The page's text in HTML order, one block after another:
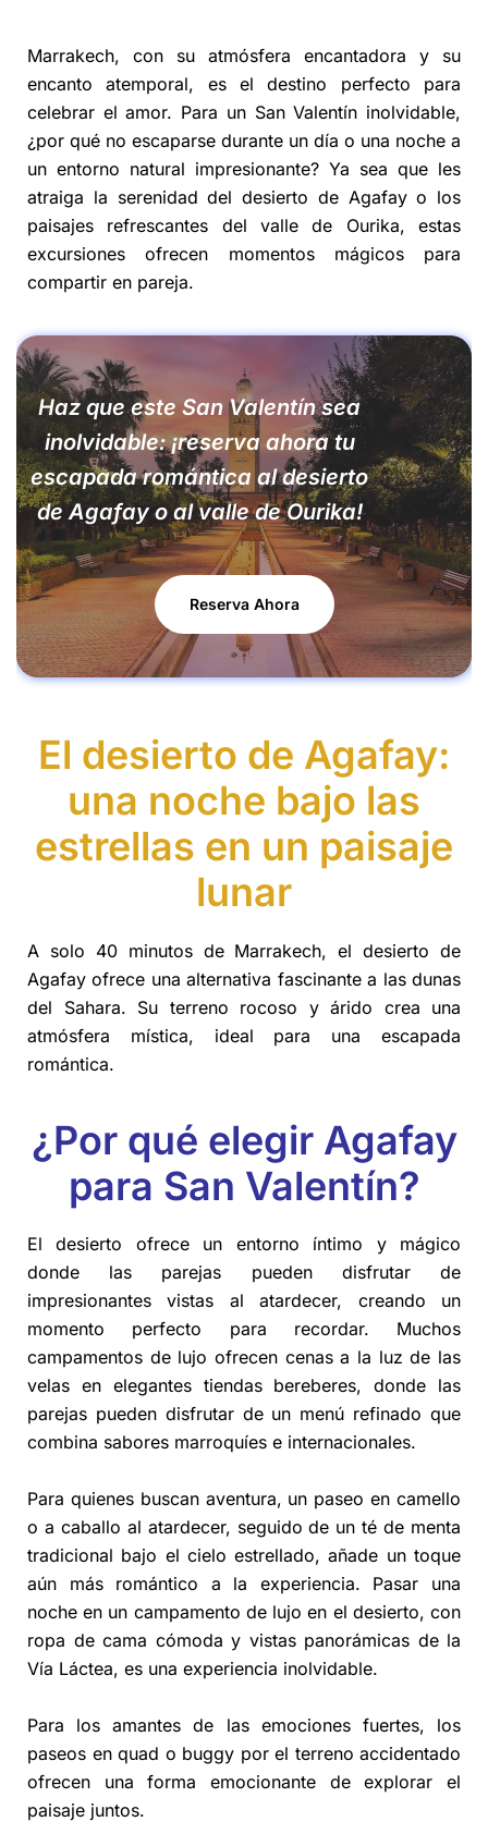
Marrakech, con su atmósfera encantadora y su
encanto atemporal, es el destino perfecto para
celebrar el amor. Para un San Valentín inolvidable,
¿por qué no escaparse durante un día o una noche a
un entorno natural impresionante? Ya sea que les
atraiga la serenidad del desierto de Agafay o los
paisajes refrescantes del valle de Ourika, estas
excursiones ofrecen momentos mágicos para
compartir en pareja.
Haz que este San Valentín sea
inolvidable: ¡reserva ahora tu
escapada romántica al desierto
de Agafay o al valle de Ourika!
Reserva Ahora
El desierto de Agafay:
una noche bajo las
estrellas en un paisaje
lunar
A solo 40 minutos de Marrakech, el desierto de
Agafay ofrece una alternativa fascinante a las dunas
del Sahara. Su terreno rocoso y árido crea una
atmósfera mística, ideal para una escapada
romántica.
¿Por qué elegir Agafay
para San Valentín?
El desierto ofrece un entorno íntimo y mágico
donde las parejas pueden disfrutar de
impresionantes vistas al atardecer, creando un
momento perfecto para recordar. Muchos
campamentos de lujo ofrecen cenas a la luz de las
velas en elegantes tiendas bereberes, donde las
parejas pueden disfrutar de un menú refinado que
combina sabores marroquíes e internacionales.
Para quienes buscan aventura, un paseo en camello
o a caballo al atardecer, seguido de un té de menta
tradicional bajo el cielo estrellado, añade un toque
aún más romántico a la experiencia. Pasar una
noche en un campamento de lujo en el desierto, con
ropa de cama cómoda y vistas panorámicas de la
Vía Láctea, es una experiencia inolvidable.
Para los amantes de las emociones fuertes, los
paseos en quad o buggy por el terreno accidentado
ofrecen una forma emocionante de explorar el
paisaje juntos.